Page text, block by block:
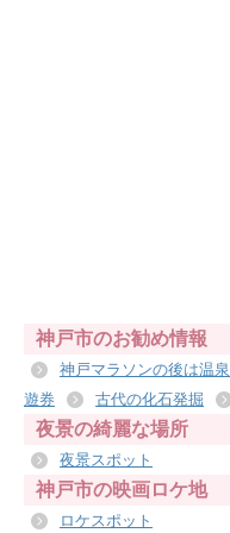
神戸市のお勧め情報
神戸マラソンの後は温泉
遊券
古代の化石発掘
夜景の綺麗な場所
夜景スポット
神戸市の映画ロケ地
ロケスポット